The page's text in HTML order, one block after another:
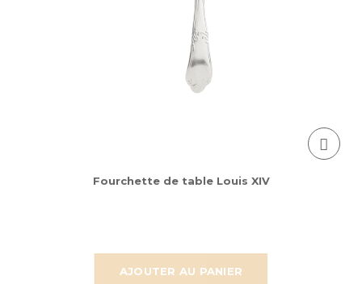
AJOUTER AU PANIER
Fourchette de table Louis XIV